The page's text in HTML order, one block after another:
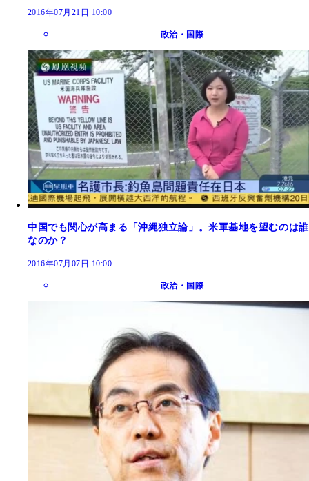
2016年07月21日 10:00
政治・国際
中国でも関心が高まる「沖縄独立論」。米軍基地を望むのは誰
なのか？
2016年07月07日 10:00
政治・国際